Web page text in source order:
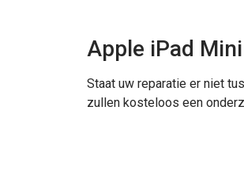
Apple iPad
Staat uw reparatie er niet
zullen kosteloos een